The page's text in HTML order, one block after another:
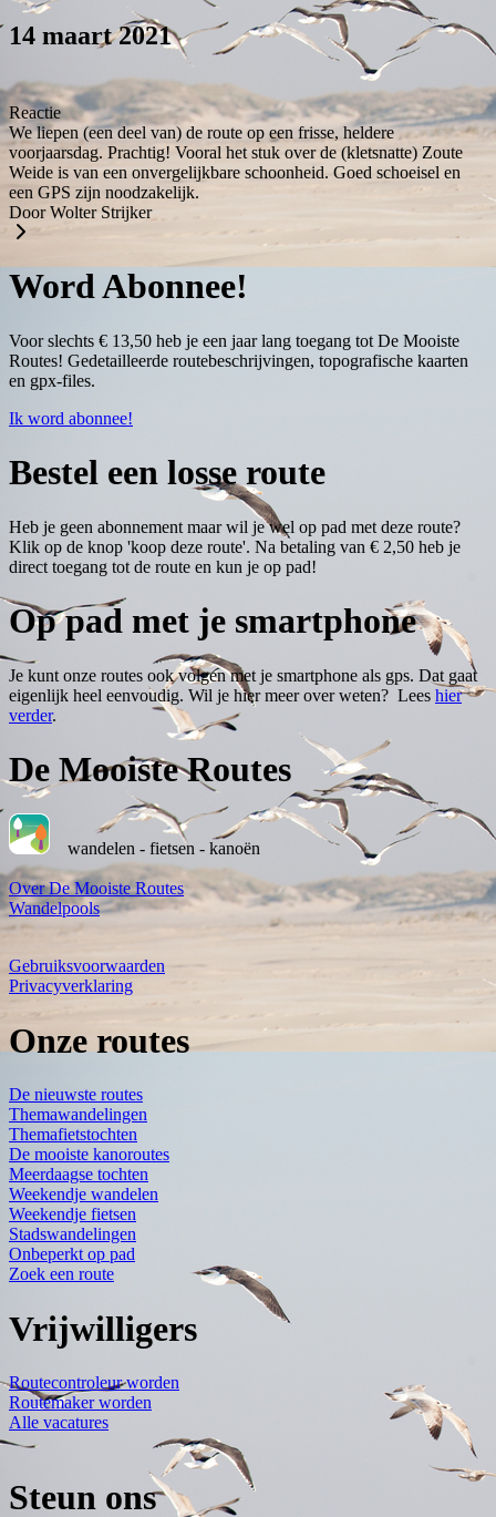
14 maart 2021
Reactie
We liepen (een deel van) de route op een frisse, heldere
voorjaarsdag. Prachtig! Vooral het stuk over de (kletsnatte) Zoute
Weide is van een onvergelijkbare schoonheid. Goed schoeisel en
een GPS zijn noodzakelijk.
Door Wolter Strijker
Word Abonnee!
Voor slechts € 13,50 heb je een jaar lang toegang tot De Mooiste
Routes! Gedetailleerde routebeschrijvingen, topografische kaarten
en gpx-files.
Ik word abonnee!
Bestel een losse route
Heb je geen abonnement maar wil je wel op pad met deze route?
Klik op de knop 'koop deze route'. Na betaling van € 2,50 heb je
direct toegang tot de route en kun je op pad!
Op pad met je smartphone
Je kunt onze routes ook volgen met je smartphone als gps. Dat gaat
eigenlijk heel eenvoudig. Wil je hier meer over weten? Lees hier
verder.
De Mooiste Routes
wandelen - fietsen - kanoën
Over De Mooiste Routes
Wandelpools
Gebruiksvoorwaarden
Privacyverklaring
Onze routes
De nieuwste routes
Themawandelingen
Themafietstochten
De mooiste kanoroutes
Meerdaagse tochten
Weekendje wandelen
Weekendje fietsen
Stadswandelingen
Onbeperkt op pad
Zoek een route
Vrijwilligers
Routecontroleur worden
Routemaker worden
Alle vacatures
Steun ons